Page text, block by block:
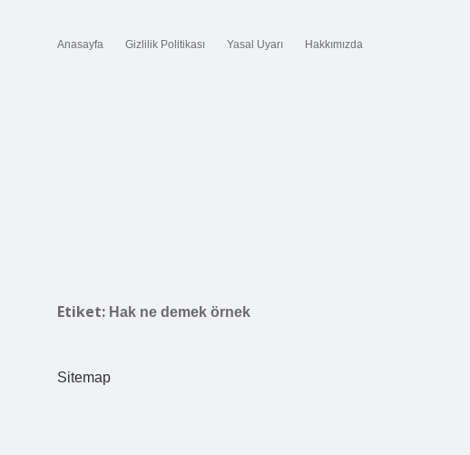
Anasayfa Gizlilik Politikası Yasal Uyarı Hakkımızda
Etiket: Hak ne demek örnek
Sitemap